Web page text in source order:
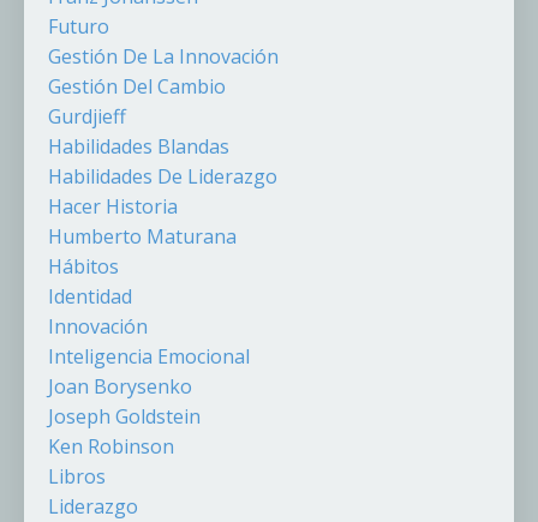
Futuro
Gestión De La Innovación
Gestión Del Cambio
Gurdjieff
Habilidades Blandas
Habilidades De Liderazgo
Hacer Historia
Humberto Maturana
Hábitos
Identidad
Innovación
Inteligencia Emocional
Joan Borysenko
Joseph Goldstein
Ken Robinson
Libros
Liderazgo